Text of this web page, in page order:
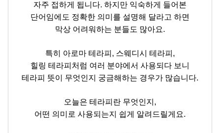
자주 접하게 됩니다. 하지만 익숙하게 들어본
단어임에도 정확한 의미를 설명해 달라고 하면
막상 어려워하는 분들도 많아요.
특히 아로마 테라피, 스웨디시 테라피,
힐링 테라피처럼 여러 분야에서 사용되다 보니
테라피 뜻이 무엇인지 궁금해하는 경우가 많습니다.
오늘은 테라피란 무엇인지,
어떤 의미로 사용되는지 쉽게 알려드릴게요.